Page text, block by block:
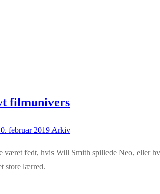
filmunivers
februar 2019 Arkiv
været fedt, hvis Will Smith spillede Neo, eller
store lærred.